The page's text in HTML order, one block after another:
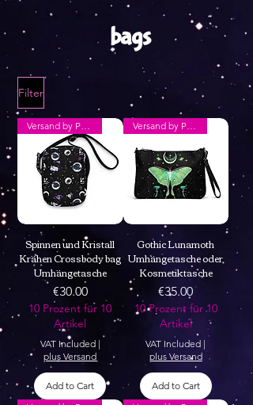
bags
Filter
Versand by Printful
Spinnen und Kristall
Krähen Crossbody bag
Umhängetasche
Price
€30.00
10 Prozent für 10
Artikel
VAT Included|
plus Versand
Add to Cart
Versand by Printful
Gothic Lunamoth
Umhängetasche oder
Kosmetiktasche
Price
€35.00
10 Prozent für 10
Artikel
VAT Included |
plus Versand
Add to Cart